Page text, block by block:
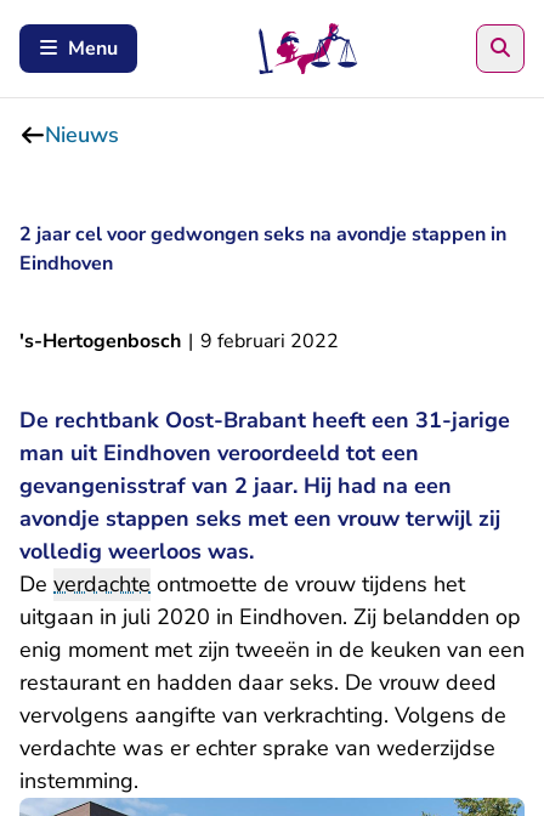
Menu
Nieuws
2 jaar cel voor gedwongen seks na avondje stappen in
Eindhoven
's-Hertogenbosch | 9 februari 2022
De rechtbank Oost-Brabant heeft een 31-jarige
man uit Eindhoven veroordeeld tot een
gevangenisstraf van 2 jaar. Hij had na een
avondje stappen seks met een vrouw terwijl zij
volledig weerloos was.
De verdachte ontmoette de vrouw tijdens het
uitgaan in juli 2020 in Eindhoven. Zij belandden op
enig moment met zijn tweeën in de keuken van een
restaurant en hadden daar seks. De vrouw deed
vervolgens aangifte van verkrachting. Volgens de
verdachte was er echter sprake van wederzijdse
instemming.